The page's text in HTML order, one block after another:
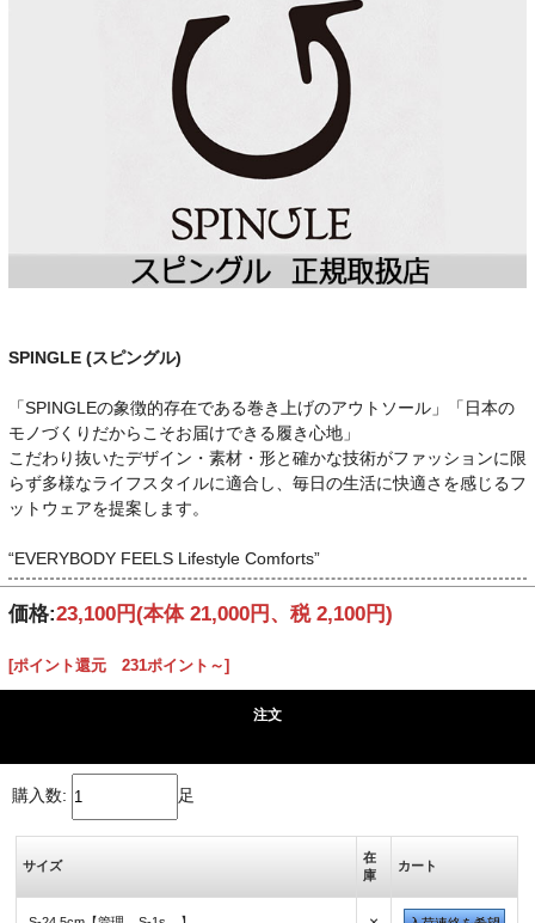
SPINGLE (スピングル)
「SPINGLEの象徴的存在である巻き上げのアウトソール」「日本の
モノづくりだからこそお届けできる履き心地」
こだわり抜いたデザイン・素材・形と確かな技術がファッションに限
らず多様なライフスタイルに適合し、毎日の生活に快適さを感じるフ
ットウェアを提案します。
“EVERYBODY FEELS Lifestyle Comforts”
価格:23,100円(本体 21,000円、税 2,100円)
[ポイント還元 231ポイント～]
注文
購入数: 足
サイズ
在
庫
カート